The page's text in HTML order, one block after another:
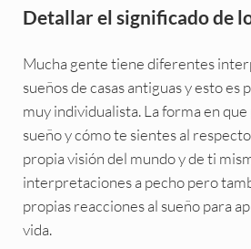
Detallar el significado de
Mucha gente tiene diferentes
sueños de casas antiguas y esto es
muy individualista. La forma en que
sueño y cómo te sientes al
propia visión del mundo y de ti
interpretaciones a pecho pero
propias reacciones al sueño para
vida.